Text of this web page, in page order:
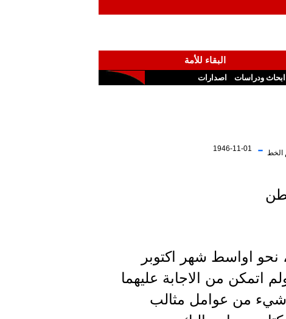
البقاء للأمة
ابحاث ودراسات اصدارات
الخط -
1946-11-01
اواسط شهر اكتوبر
اتمكن من الاجابة عليهما
شيء من عوامل مثالب